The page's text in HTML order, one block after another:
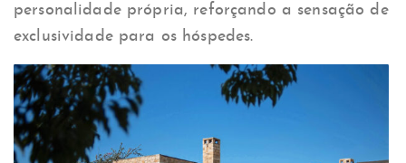
personalidade própria, reforçando a sensação de
exclusividade para os hóspedes.